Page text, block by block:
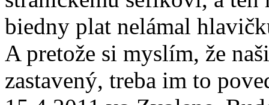
biedny plat nelámal
A pretože si myslím, že
zastavený, treba im to